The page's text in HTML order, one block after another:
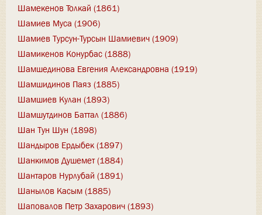
Шамекенов Толкай (1861)
Шамиев Муса (1906)
Шамиев Турсун-Турсын Шамиевич (1909)
Шамикенов Конурбас (1888)
Шамшединова Евгения Александровна (1919)
Шамшидинов Паяз (1885)
Шамшиев Кулан (1893)
Шамшутдинов Баттал (1886)
Шан Тун Шун (1898)
Шандыров Ердыбек (1897)
Шанкимов Душемет (1884)
Шантаров Нурлубай (1891)
Шанылов Касым (1885)
Шаповалов Петр Захарович (1893)